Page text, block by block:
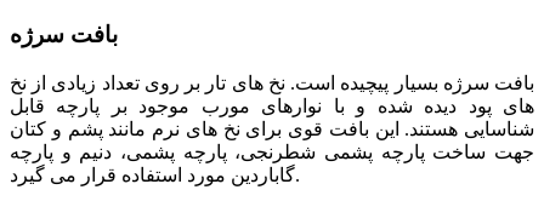
بافت سرژه
بافت سرژه بسیار پیچیده است. نخ های تار بر روی تعداد زیادی از نخ
های پود دیده شده و با نوارهای مورب موجود بر پارچه قابل
شناسایی هستند. این بافت قوی برای نخ های نرم مانند پشم و کتان
جهت ساخت پارچه پشمی شطرنجی، پارچه پشمی، دنیم و پارچه
گاباردین مورد استفاده قرار می گیرد.